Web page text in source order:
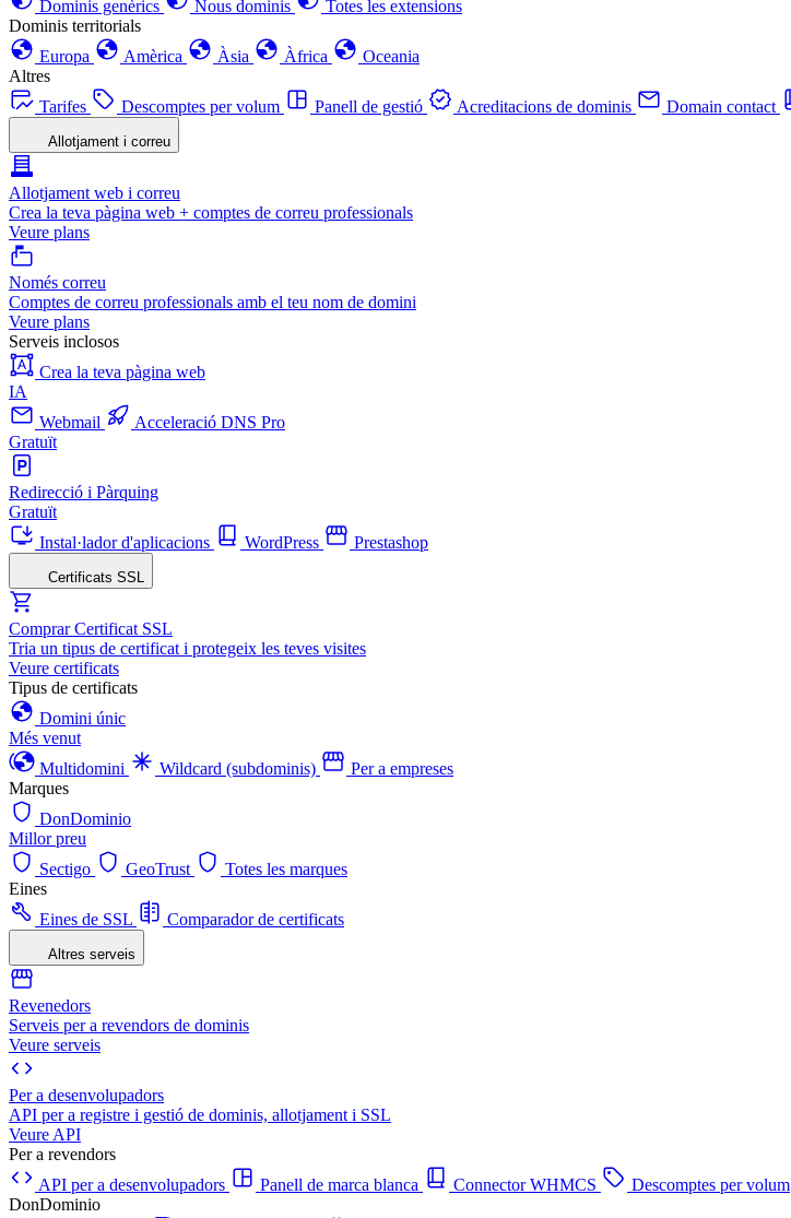
Dominis genèrics Nous dominis
Totes les extensions
Dominis territorials
Europa
Amèrica Àsia Àfrica
Oceania
Altres
Tarifes
Descomptes per volum Panell de gestió Acreditacions de dominis Domain contact
Allotjament i correu
Allotjament web i correu
Crea la teva pàgina web + comptes de correu professionals
Veure plans
Només correu
Comptes de correu professionals amb el teu nom de domini
Veure plans
Serveis inclosos
Crea la teva pàgina web
IA
Webmail
Acceleració DNS Pro
Gratuït
Redirecció i Pàrquing
Gratuït
Instal·lador d'aplicacions
WordPress Prestashop
Certificats SSL
Comprar Certificat SSL
Tria un tipus de certificat i protegeix les teves visites
Veure certificats
Tipus de certificats
Domini únic
Més venut
Multidomini
Wildcard (subdominis)
Per a empreses
Marques
DonDominio
Millor preu
Sectigo
GeoTrust
Totes les marques
Eines
Eines de SSL
Comparador de certificats
Altres serveis
Revenedors
Serveis per a revendors de dominis
Veure serveis
Per a desenvolupadors
API per a registre i gestió de dominis, allotjament i SSL
Veure API
Per a revendors
API per a desenvolupadors
Panell de marca blanca Connector WHMCS
Descomptes per volum
DonDominio